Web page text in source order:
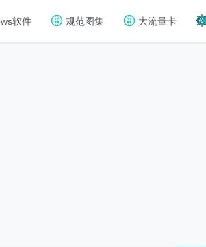
软件 规范图集 大流量卡